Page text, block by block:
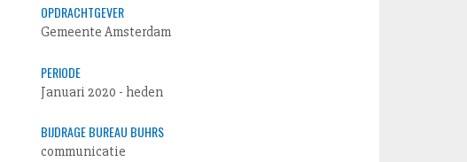
OPDRACHTGEVER
Gemeente Amsterdam
PERIODE
Januari 2020 - heden
BIJDRAGE BUREAU BUHRS
communicatie